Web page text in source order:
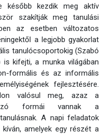
később kezdik meg aktív
szakítják meg tanulási
az esetben változatos
a legjobb gyakorlat
tanulócsoportokig (Szabó
is kifejti, a munka világában
formális és az informális
fejlesztésére.
valósul meg, azaz a
formái vannak a
A napi feladatok
amelyek egy részét a